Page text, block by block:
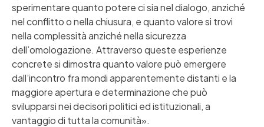
sperimentare quanto potere ci sia nel dialogo, anziché
nel conflitto o nella chiusura, e quanto valore si trovi
nella complessità anziché nella sicurezza
dell’omologazione. Attraverso queste esperienze
concrete si dimostra quanto valore può emergere
dall’incontro fra mondi apparentemente distanti e la
maggiore apertura e determinazione che può
svilupparsi nei decisori politici ed istituzionali, a
vantaggio di tutta la comunità».